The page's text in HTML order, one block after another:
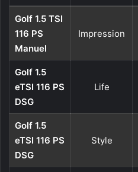
Golf 1.5 TSI
116 PS
Manuel
Impression
Golf 1.5
eTSI 116 PS
DSG
Life
Golf 1.5
eTSI 116 PS
DSG
Style